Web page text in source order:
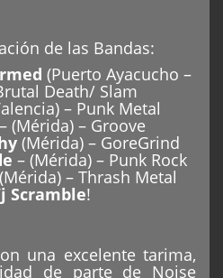
de las Bandas:
(Puerto Ayacucho –
Death/ Slam
– Punk Metal
(Mérida) – Groove
(Mérida) – GoreGrind
– (Mérida) – Punk Rock
(Mérida) – Thrash Metal
Scramble!
una excelente tarima,
de parte de Noise